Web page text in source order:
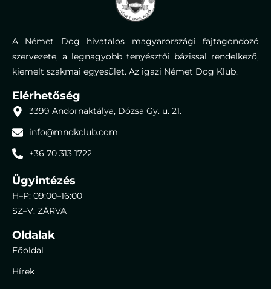
A Német Dog hivatalos magyarországi fajtagondozó
szervezete, a legnagyobb tenyésztői bázissal rendelkező,
kiemelt szakmai egyesület. Az igazi Német Dog Klub.
Elérhetőség
3399 Andornaktálya, Dózsa Gy. u. 21.
info@mndkclub.com
+36 70 313 1722
Ügyintézés
H–P: 09:00–16:00
SZ–V: ZÁRVA
Oldalak
Főoldal
Hírek